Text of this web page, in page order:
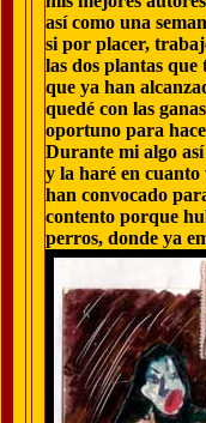
así como una
si por placer,
las dos plantas
que ya han
quedé con las
oportuno para
Durante mi algo
y la haré en cuanto
han convocado
contento porque
perros, donde ya